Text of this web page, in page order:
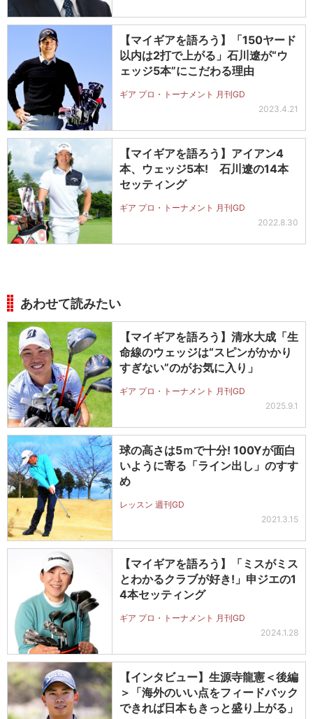
【マイギアを語ろう】「150ヤード
以内は2打で上がる」石川遼が“ウ
ェッジ5本”にこだわる理由
ギア プロ・トーナメント 月刊GD
2023.4.21
【マイギアを語ろう】アイアン4
本、ウェッジ5本! 石川遼の14本
セッティング
ギア プロ・トーナメント 月刊GD
2022.8.30
あわせて読みたい
【マイギアを語ろう】清水大成「生
命線のウェッジは“スピンがかかり
すぎない”のがお気に入り」
ギア プロ・トーナメント 月刊GD
2025.9.1
球の高さは5ｍで十分! 100Yが面白
いように寄る「ライン出し」のすす
め
レッスン 週刊GD
2021.3.15
【マイギアを語ろう】「ミスがミス
とわかるクラブが好き!」申ジエの1
4本セッティング
ギア プロ・トーナメント 月刊GD
2024.1.28
【インタビュー】生源寺龍憲＜後編
＞「海外のいい点をフィードバック
できれば日本もきっと盛り上がる」